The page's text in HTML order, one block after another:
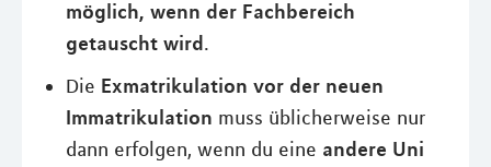
möglich, wenn der Fachbereich
getauscht wird.
Die Exmatrikulation vor der neuen
Immatrikulation muss üblicherweise nur
dann erfolgen, wenn du eine andere Uni